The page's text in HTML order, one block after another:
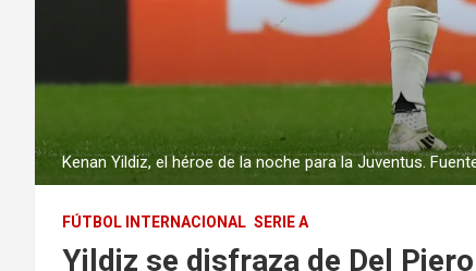
Kenan Yildiz, el héroe de la noche para la Juventus.
FÚTBOL INTERNACIONAL SERIE A
Yildiz se disfraza de Del